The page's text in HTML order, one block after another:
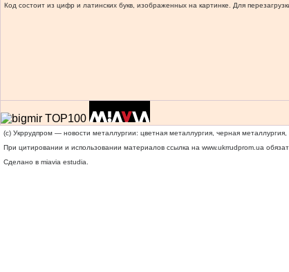
Код состоит из цифр и латинских букв, изображенных на картинке. Для
(c) Укррудпром — новости металлургии: цветная металлургия, черная
При цитировании и использовании материалов ссылка на www.ukrrudprom.ua
Сделано в miavia estudia.